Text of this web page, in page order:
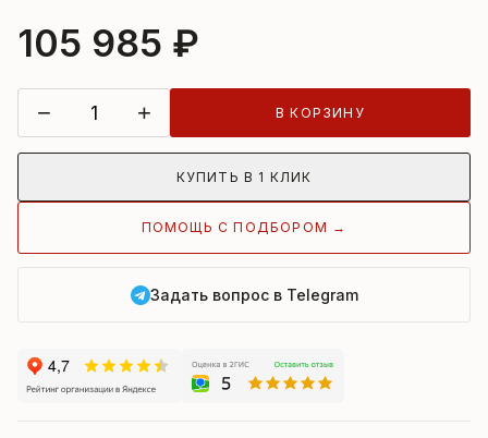
105 985 ₽
− + В КОРЗИНУ
КУПИТЬ В 1 КЛИК
ПОМОЩЬ С ПОДБОРОМ →
Задать вопрос в Telegram